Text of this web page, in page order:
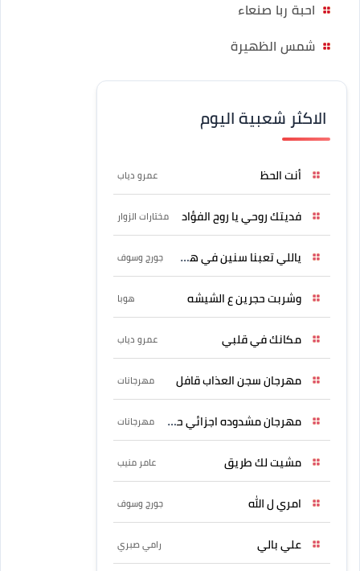
احبة ربا صنعاء
شمس الظهيرة
الاكثر شعبية اليوم
أنت الحظ عمرو دياب
فديتك روحي يا روح الفؤاد مختارات الزوار
ياللي تعبنا سنين في هواه جورج وسوف
وشربت حجرين ع الشيشه هوبا
مكانك في قلبي عمرو دياب
مهرجان سجن العذاب قافل مهرجانات
مهرجان مشدوده اجزائي حربونى مهرجانات
مشيت لك طريق عامر منيب
امري ل الله جورج وسوف
علي بالي رامي صبري